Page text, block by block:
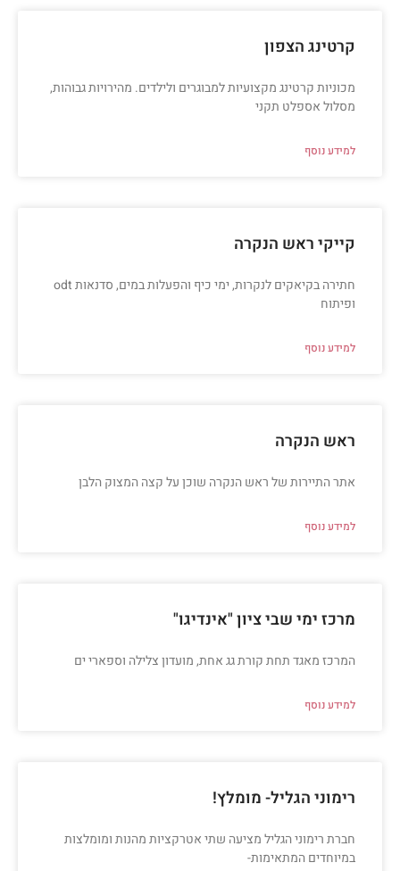
קרטינג הצפון
מכוניות קרטינג מקצועיות למבוגרים ולילדים. מהירויות גבוהות,
מסלול אספלט תקני
למידע נוסף
קייקי ראש הנקרה
חתירה בקיאקים לנקרות, ימי כיף והפעלות במים, סדנאות odt
ופיתוח
למידע נוסף
ראש הנקרה
אתר התיירות של ראש הנקרה שוכן על קצה המצוק הלבן
למידע נוסף
מרכז ימי שבי ציון "אינדיגו"
המרכז מאגד תחת קורת גג אחת, מועדון צלילה וספארי ים
למידע נוסף
רימוני הגליל- מומלץ!
חברת רימוני הגליל מציעה שתי אטרקציות מהנות ומומלצות
במיוחדים המתאימות-